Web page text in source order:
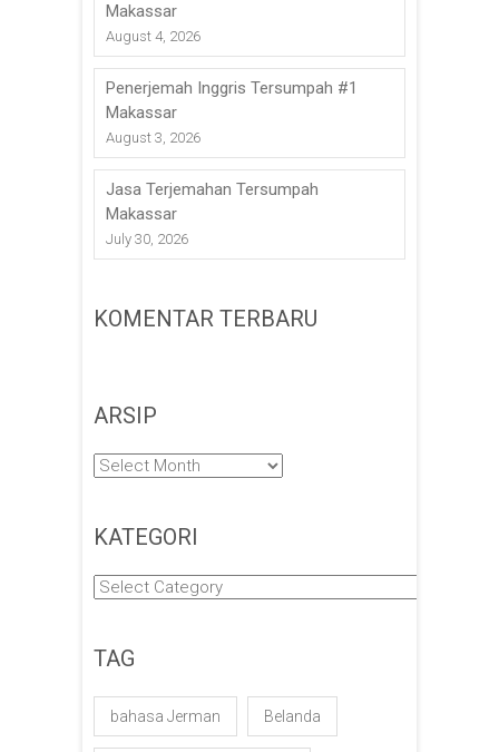
Makassar
August 4, 2026
Penerjemah Inggris Tersumpah #1
Makassar
August 3, 2026
Jasa Terjemahan Tersumpah
Makassar
July 30, 2026
KOMENTAR TERBARU
ARSIP
Arsip
KATEGORI
Kategori
TAG
bahasa Jerman Belanda